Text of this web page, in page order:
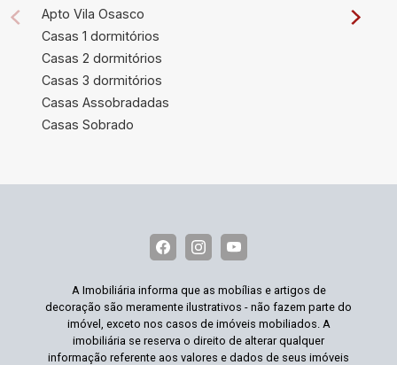
Apto Vila Osasco
Casas 1 dormitórios
Casas 2 dormitórios
Casas 3 dormitórios
Casas Assobradadas
Casas Sobrado
A Imobiliária informa que as mobílias e artigos de
decoração são meramente ilustrativos - não fazem parte do
imóvel, exceto nos casos de imóveis mobiliados. A
imobiliária se reserva o direito de alterar qualquer
informação referente aos valores e dados de seus imóveis